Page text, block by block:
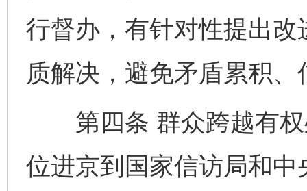
行督办，有针对性提出
质解决，避免矛盾累积、
第四条 群众跨越有权
位进京到国家信访局和